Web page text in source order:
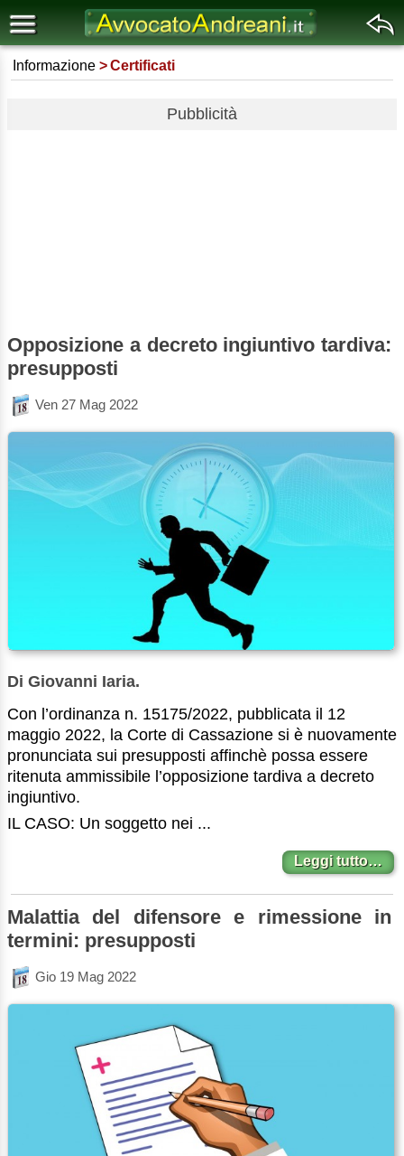
Informazione Certificati
Pubblicità
Opposizione a decreto ingiuntivo tardiva:
presupposti
Ven 27 Mag 2022
Di Giovanni Iaria.
Con l’ordinanza n. 15175/2022, pubblicata il 12
maggio 2022, la Corte di Cassazione si è nuovamente
pronunciata sui presupposti affinchè possa essere
ritenuta ammissibile l’opposizione tardiva a decreto
ingiuntivo.
IL CASO: Un soggetto nei ...
Leggi tutto…
Malattia del difensore e rimessione in
termini: presupposti
Gio 19 Mag 2022